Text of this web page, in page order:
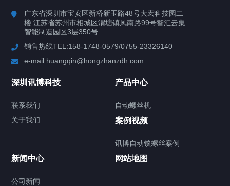
行业案例
联系我们
关于我们
广东省深圳市宝安区新桥新玉路48号大宏科技园二
楼 江苏省苏州市相城区渭塘镇凤南路99号智汇云集
智能制造园区3层350号
销售热线TEL:158-1748-0579/0755-23326140
e-mail:huangqin@hongzhanzdh.com
深圳讯博科技
联系我们
关于我们
产品中心
自动螺丝机
案例视频
讯博自动锁螺丝案例
新闻中心
公司新闻
网站地图